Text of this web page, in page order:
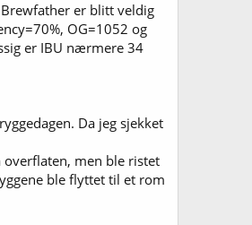
er blitt veldig
OG=1052 og
er IBU nærmere 34
Da jeg sjekket
overflaten, men ble ristet
ble flyttet til et rom